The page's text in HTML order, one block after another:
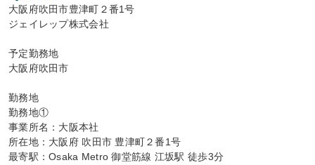
大阪府吹田市豊津町２番1号
ジェイレップ株式会社
予定勤務地
大阪府吹田市
勤務地
勤務地①
事業所名：大阪本社
所在地：大阪府 吹田市 豊津町２番1号
最寄駅：Osaka Metro 御堂筋線 江坂駅 徒歩3分